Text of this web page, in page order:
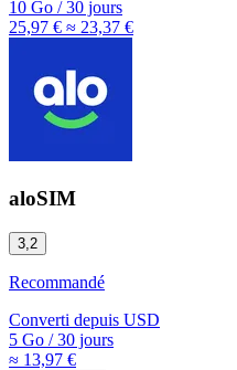
10 Go /30 jours
25,97 € ≈ 23,37 €
aloSIM
3,2
Recommandé
Converti depuis USD
5 Go /30 jours
≈ 13,97 €